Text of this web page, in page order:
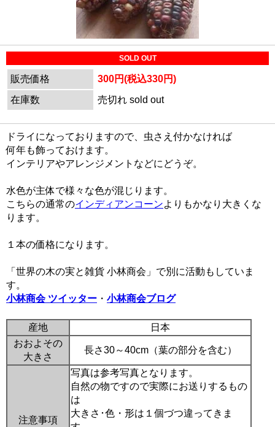
SOLD OUT
販売価格
300円(税込330円)
在庫数
売切れ sold out
ドライになっておりますので、虫さえ付かなければ
何年も飾っておけます。
インテリアやアレンジメントなどにどうぞ。
水色が主体で様々な色が混じります。
こちらの通常のインディアンコーンよりもかなり大きくな
ります。
１本の価格になります。
「世界の木の実と雑貨 小林商会」で別に活動もしていま
す。
小林商会 ツイッター ・ 小林商会ブログ
産地
日本
おおよその
大きさ
長さ30～40cm（葉の部分を含む）
注意事項
写真は参考写真となります。
自然の物ですので実際にお送りするもの
は
大きさ･色・形は１個づつ違ってきま